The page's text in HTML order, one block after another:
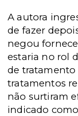
A autora
de fazer
negou
estaria no rol
de
tratamentos
não surtiram
indicado